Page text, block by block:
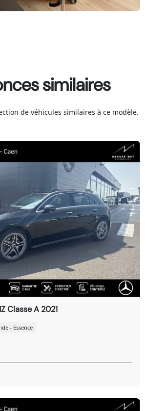
similaires
de véhicules similaires à ce modèle.
Classe A 2021
- Essence